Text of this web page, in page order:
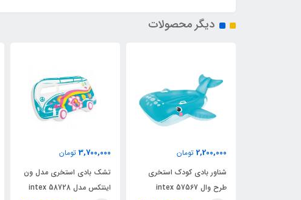
دیگر محصولات
2,200,000 تومان
شناور بادی کودک استخری
طرح وال intex 57567
3,700,000 تومان
تشک بادی استخری مدل ون
اینتکس مدل intex 58728